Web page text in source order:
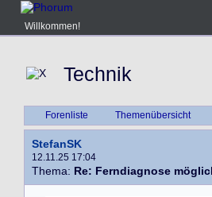
Willkommen!
Technik
Forenliste Themenübersicht
StefanSK
12.11.25 17:04
Thema: Re: Ferndiagnose